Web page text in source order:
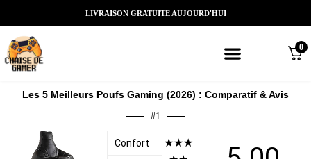
LIVRAISON GRATUITE AUJOURD'HUI
0
Les 5 Meilleurs Poufs Gaming (2026) : Comparatif & Avis
#1
Confort ☆☆☆